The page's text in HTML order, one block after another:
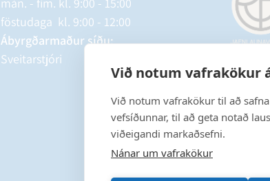
Við notum vafrakökur
Við notum vafrakökur til að
vefsíðunnar, til að geta notað
viðeigandi markaðsefni.
Nánar um vafrakökur
mán. - fim. kl. 9:00 - 15:00
föstudaga kl. 9:00 - 12:00
Ábyrgðarmaður síðu:
Sveitarstjóri